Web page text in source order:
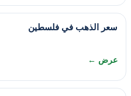
سعر الذهب في فلسطين
عرض ←